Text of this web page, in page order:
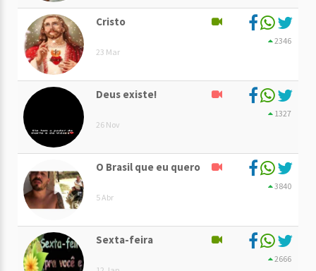
Cristo
23 Mar
2346
Deus existe!
26 Nov
1327
O Brasil que eu quero
5 Abr
3840
Sexta-feira
2666